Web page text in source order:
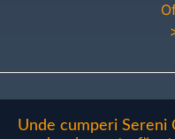
Unde cumperi Sereni